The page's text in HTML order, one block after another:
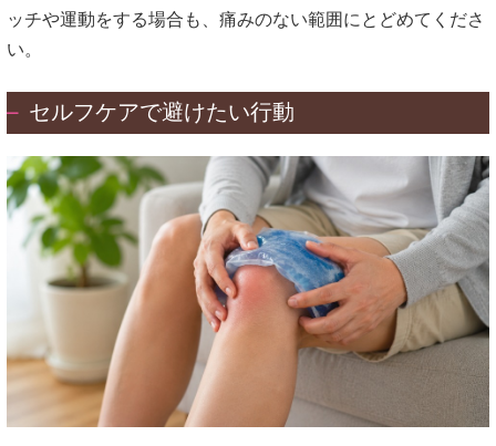
ッチや運動をする場合も、痛みのない範囲にとどめてくださ
い。
セルフケアで避けたい行動